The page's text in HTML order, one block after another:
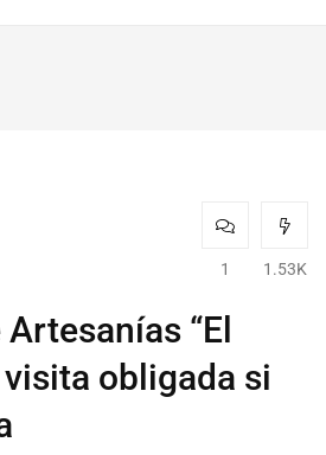
1 1.53K
“El
visita obligada si